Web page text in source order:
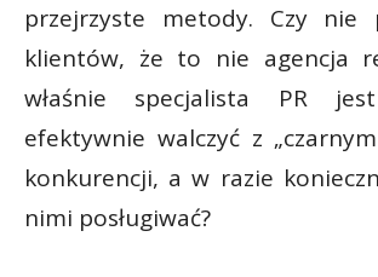
przejrzyste metody. Czy nie
klientów, że to nie agencja
właśnie specjalista PR
efektywnie walczyć z
konkurencji, a w razie
nimi posługiwać?